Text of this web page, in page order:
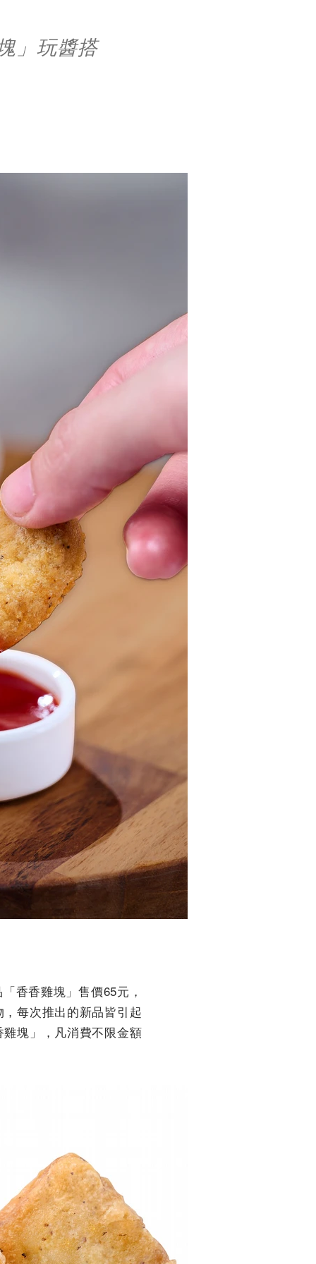
」玩醬搭
香香雞塊」售價65元，
每次推出的新品皆引起
塊」，凡消費不限金額